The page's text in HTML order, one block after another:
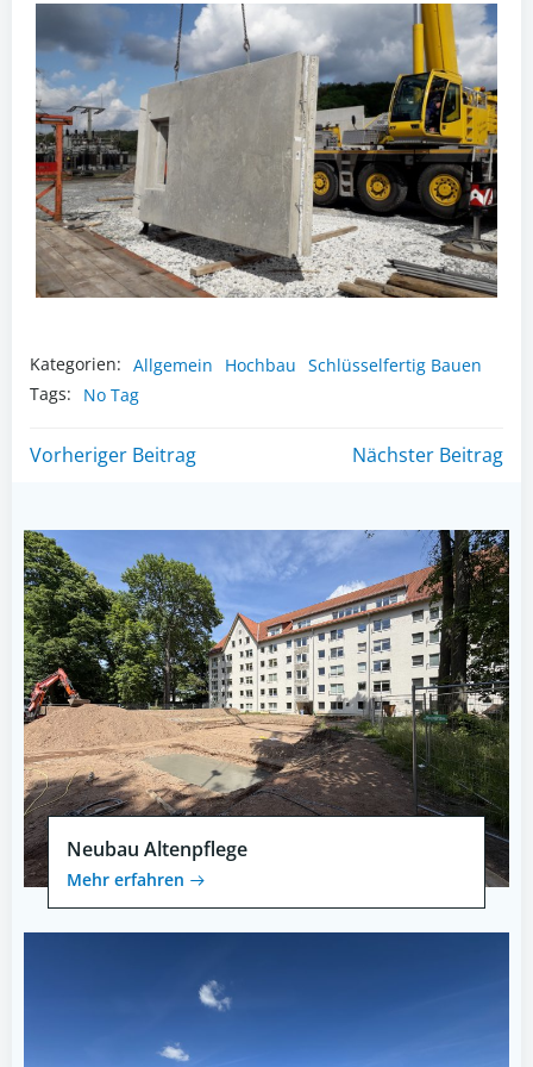
Kategorien: Allgemein Hochbau Schlüsselfertig Bauen
Tags:
No Tag
Post
navigation
Vorheriger Beitrag
Post
navigation
Nächster Beitrag
Neubau Altenpflege
Mehr erfahren